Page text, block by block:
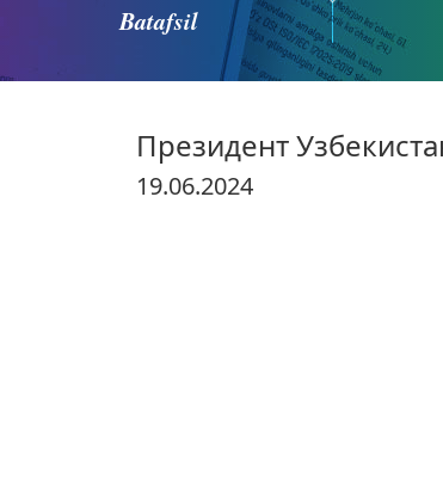
Batafsil
Президент
19.06.2024